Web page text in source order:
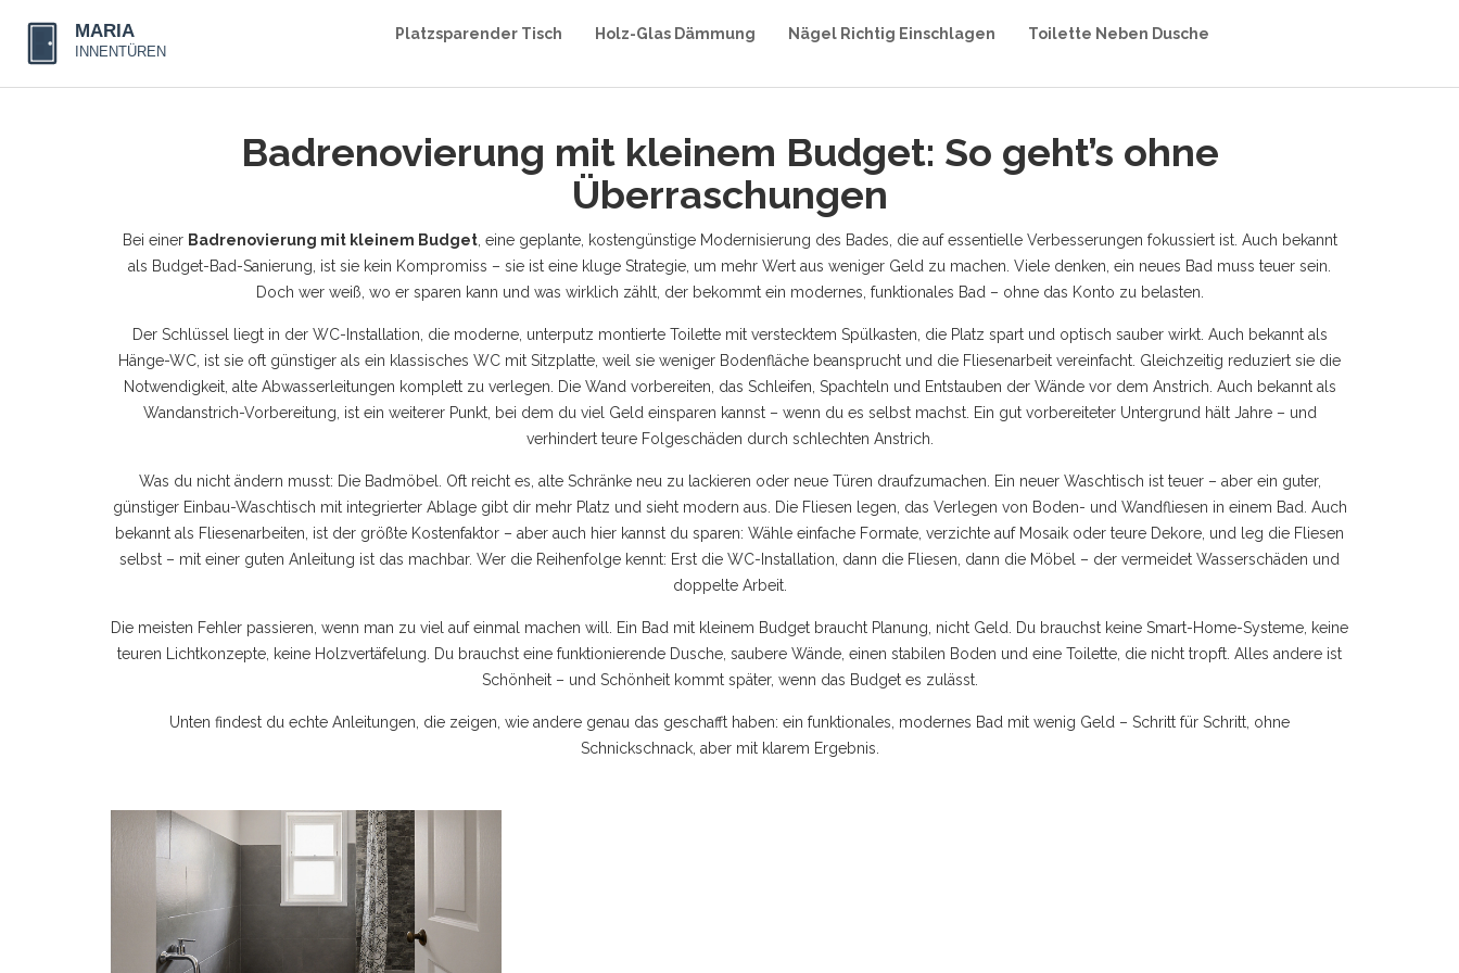
Platzsparender Tisch Holz-Glas Dämmung Nägel Richtig Einschlagen Toilette Neben Dusche
Badrenovierung mit kleinem Budget: So geht’s ohne
Überraschungen
Bei einer Badrenovierung mit kleinem Budget, eine geplante, kostengünstige Modernisierung des Bades, die auf essentielle Verbesserungen fokussiert ist. Auch bekannt
als Budget-Bad-Sanierung , ist sie kein Kompromiss – sie ist eine kluge Strategie, um mehr Wert aus weniger Geld zu machen. Viele denken, ein neues Bad muss teuer sein.
Doch wer weiß, wo er sparen kann und was wirklich zählt, der bekommt ein modernes, funktionales Bad – ohne das Konto zu belasten.
Der Schlüssel liegt in der WC-Installation die moderne, unterputz montierte Toilette mit verstecktem Spülkasten, die Platz spart und optisch sauber wirkt. Auch bekannt als
Hänge-WC , ist sie oft günstiger als ein klassisches WC mit Sitzplatte, weil sie weniger Bodenfläche beansprucht und die Fliesenarbeit vereinfacht. Gleichzeitig reduziert sie die
Notwendigkeit, alte Abwasserleitungen komplett zu verlegen. Die Wand vorbereiten das Schleifen, Spachteln und Entstauben der Wände vor dem Anstrich . Auch bekannt als
Wandanstrich-Vorbereitung , ist ein weiterer Punkt, bei dem du viel Geld einsparen kannst – wenn du es selbst machst. Ein gut vorbereiteter Untergrund hält Jahre – und
verhindert teure Folgeschäden durch schlechten Anstrich.
Was du nicht ändern musst: Die Badmöbel. Oft reicht es, alte Schränke neu zu lackieren oder neue Türen draufzumachen. Ein neuer Waschtisch ist teuer – aber ein guter,
günstiger Einbau-Waschtisch mit integrierter Ablage gibt dir mehr Platz und sieht modern aus. Die Fliesen legen das Verlegen von Boden- und Wandfliesen in einem Bad . Auch
bekannt als Fliesenarbeiten , ist der größte Kostenfaktor – aber auch hier kannst du sparen: Wähle einfache Formate, verzichte auf Mosaik oder teure Dekore, und leg die Fliesen
selbst – mit einer guten Anleitung ist das machbar. Wer die Reihenfolge kennt: Erst die WC-Installation, dann die Fliesen, dann die Möbel – der vermeidet Wasserschäden und
doppelte Arbeit.
Die meisten Fehler passieren, wenn man zu viel auf einmal machen will. Ein Bad mit kleinem Budget braucht Planung, nicht Geld. Du brauchst keine Smart-Home-Systeme, keine
teuren Lichtkonzepte, keine Holzvertäfelung. Du brauchst eine funktionierende Dusche, saubere Wände, einen stabilen Boden und eine Toilette, die nicht tropft. Alles andere ist
Schönheit – und Schönheit kommt später, wenn das Budget es zulässt.
Unten findest du echte Anleitungen, die zeigen, wie andere genau das geschafft haben: ein funktionales, modernes Bad mit wenig Geld – Schritt für Schritt, ohne
Schnickschnack, aber mit klarem Ergebnis.